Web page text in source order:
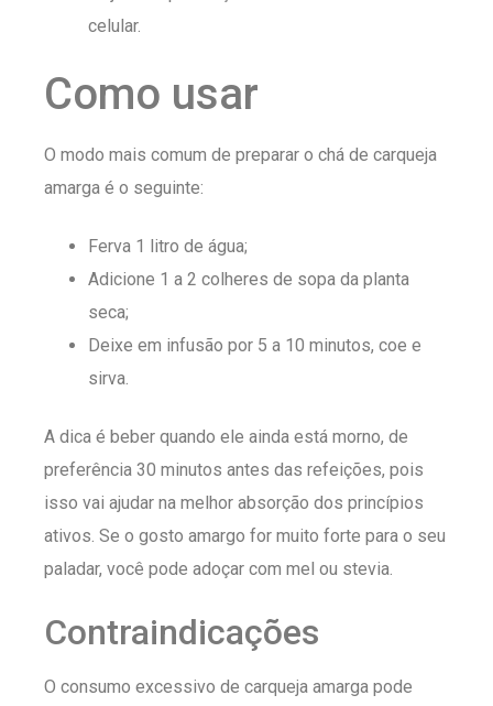
celular.
Como usar
O modo mais comum de preparar o chá de carqueja
amarga é o seguinte:
Ferva 1 litro de água;
Adicione 1 a 2 colheres de sopa da planta
seca;
Deixe em infusão por 5 a 10 minutos, coe e
sirva.
A dica é beber quando ele ainda está morno, de
preferência 30 minutos antes das refeições, pois
isso vai ajudar na melhor absorção dos princípios
ativos. Se o gosto amargo for muito forte para o seu
paladar, você pode adoçar com mel ou stevia.
Contraindicações
O consumo excessivo de carqueja amarga pode